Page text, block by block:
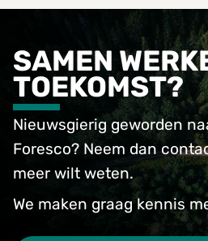
SAMEN
TOEKOMST?
Nieuwsgierig geworden
Foresco? Neem dan
meer wilt weten.
We maken graag kennis